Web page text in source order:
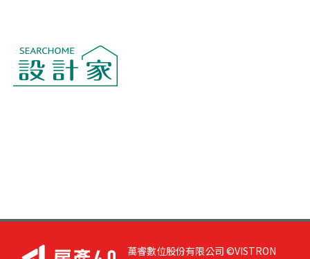
萬睿數位股份有限公司 ©VISTRON